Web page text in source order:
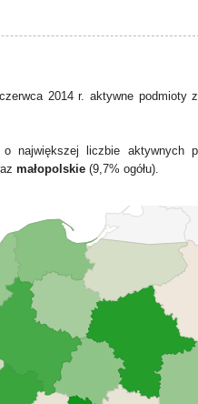
2014 r. aktywne podmioty
o największej liczbie
małopolskie (9,7% ogółu).